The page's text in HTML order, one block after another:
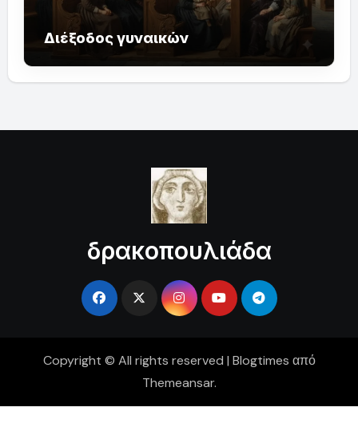
Διέξοδος γυναικών
δρακοπουλιάδα
Copyright © All rights reserved | Blogtimes από
Themeansar.